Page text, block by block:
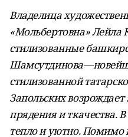
Владелица
«Мольбертовна» Лейла
стилизованные
стилизованной
Запольских
прядения и ткачества.
тепло и уютно.